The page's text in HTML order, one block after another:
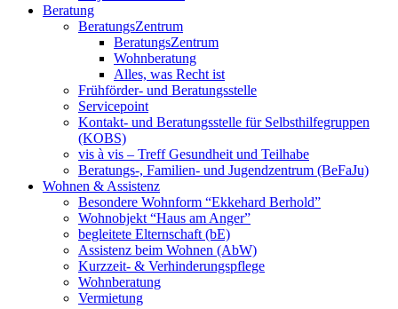
Beratung
BeratungsZentrum
BeratungsZentrum
Wohnberatung
Alles, was Recht ist
Frühförder- und Beratungsstelle
Servicepoint
Kontakt- und Beratungsstelle für Selbsthilfegruppen
(KOBS)
vis à vis – Treff Gesundheit und Teilhabe
Beratungs-, Familien- und Jugendzentrum (BeFaJu)
Wohnen & Assistenz
Besondere Wohnform “Ekkehard Berhold”
Wohnobjekt “Haus am Anger”
begleitete Elternschaft (bE)
Assistenz beim Wohnen (AbW)
Kurzzeit- & Verhinderungspflege
Wohnberatung
Vermietung